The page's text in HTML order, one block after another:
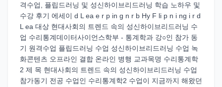
격수업, 플립드러닝 및 성신하이브리드러닝 학습 노하우 및
수강 후기 에세이 d L ea e r p in g n r b Hy F li p n i ng i r d
L ea 대상 현대사회의 트렌드 속의 성신하이브리드러닝 수
업 수리통계데이터사이언스학부 - 통계학과 강○인 참가 동
기 원격수업 플립드러닝 수업 성신하이브리드러닝 수업 녹
화콘텐츠 오프라인 결합 온라인 병행 교과목명 수리통계학
2 제 목 현대사회의 트렌드 속의 성신하이브리드러닝 수업
참가동기 전공 수업인 수리통계학2 수업이 지금까지 해왔던